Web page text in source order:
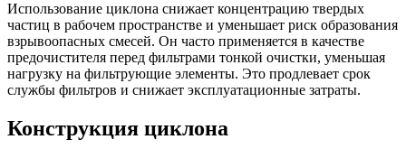
Использование циклона снижает концентрацию твердых
частиц в рабочем пространстве и уменьшает риск образования
взрывоопасных смесей. Он часто применяется в качестве
предочистителя перед фильтрами тонкой очистки, уменьшая
нагрузку на фильтрующие элементы. Это продлевает срок
службы фильтров и снижает эксплуатационные затраты.
Конструкция циклона